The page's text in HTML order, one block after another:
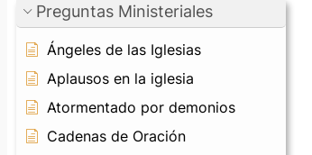
Preguntas Ministeriales
Ángeles de las Iglesias
Aplausos en la iglesia
Atormentado por demonios
Cadenas de Oración